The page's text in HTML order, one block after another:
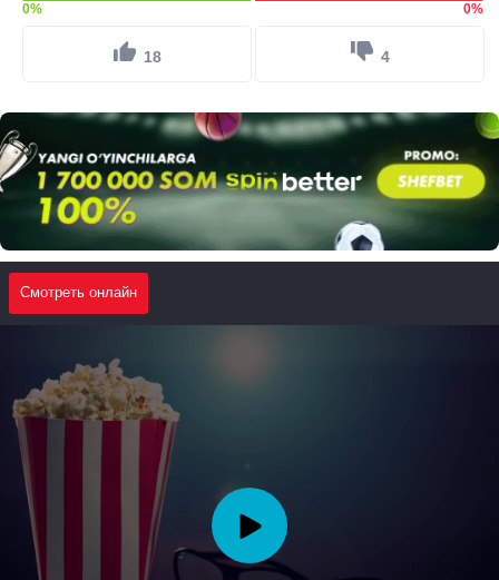
0% 0%
18 4
Смотреть онлайн